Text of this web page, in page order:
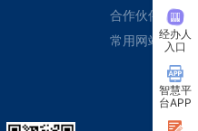
经办人
入口
智慧平
台APP
合作伙伴
常用网站